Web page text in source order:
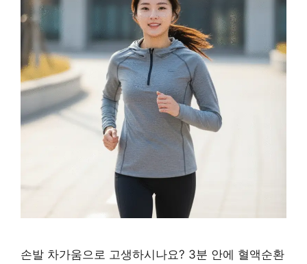
손발 차가움으로 고생하시나요? 3분 안에 혈액순환